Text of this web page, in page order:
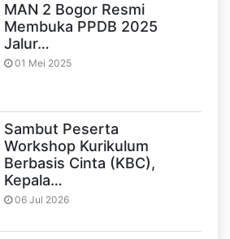
MAN 2 Bogor Resmi
Membuka PPDB 2025
Jalur…
01 Mei 2025
Sambut Peserta
Workshop Kurikulum
Berbasis Cinta (KBC),
Kepala…
06 Jul 2026